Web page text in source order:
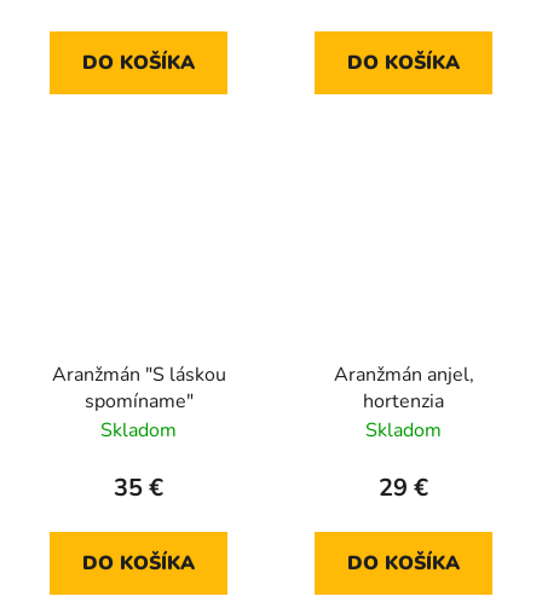
DO KOŠÍKA DO KOŠÍKA
Aranžmán "S láskou
spomíname"
Skladom
35 €
DO KOŠÍKA
Aranžmán anjel,
hortenzia
Skladom
29 €
DO KOŠÍKA